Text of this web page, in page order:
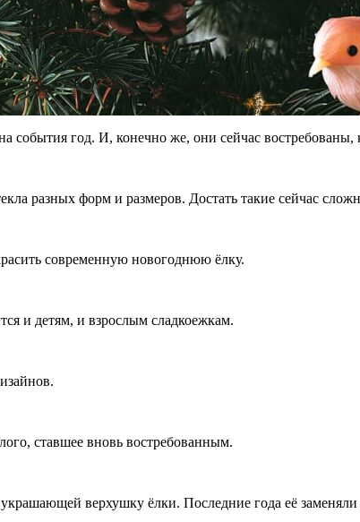
события год. И, конечно же, они сейчас востребованы,
разных форм и размеров. Достать такие сейчас
современную новогоднюю ёлку.
и детям, и взрослым сладкоежкам.
ставшее вновь востребованным.
верхушку ёлки. Последние года её